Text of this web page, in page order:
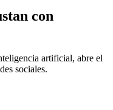
con
artificial, abre el
sociales.